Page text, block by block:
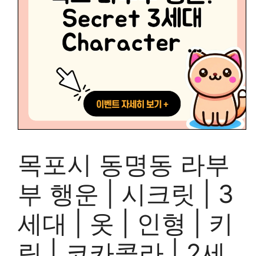
목포시 동명동 라부
부 행운 | 시크릿 | 3
세대 | 옷 | 인형 | 키